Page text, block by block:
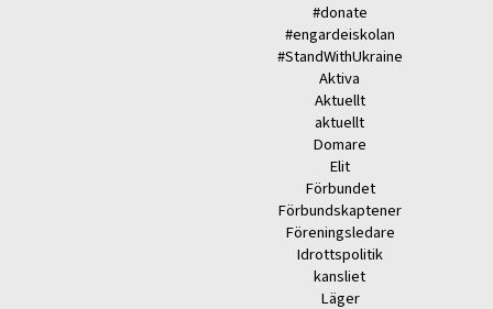
#donate
#engardeiskolan
#StandWithUkraine
Aktiva
Aktuellt
aktuellt
Domare
Elit
Förbundet
Förbundskaptener
Föreningsledare
Idrottspolitik
kansliet
Läger